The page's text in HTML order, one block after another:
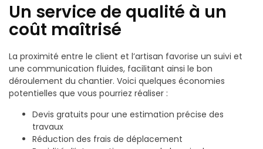
Un service de qualité à un
coût maîtrisé
La proximité entre le client et l’artisan favorise un suivi et
une communication fluides, facilitant ainsi le bon
déroulement du chantier. Voici quelques économies
potentielles que vous pourriez réaliser :
Devis gratuits pour une estimation précise des
travaux
Réduction des frais de déplacement